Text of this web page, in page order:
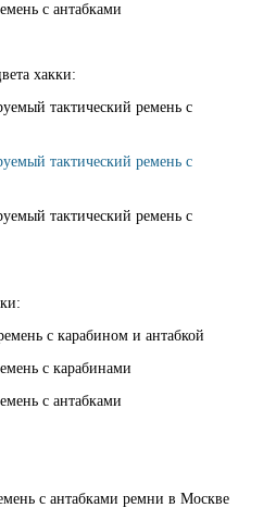
с антабками
хакки:
тактический ремень с
тактический ремень с
тактический ремень с
с карабином и антабкой
с карабинами
с антабками
с антабками ремни в Москве